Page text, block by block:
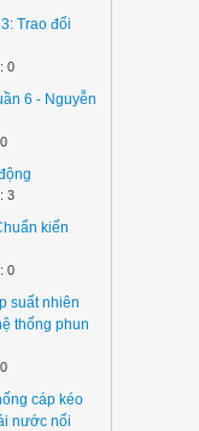
Trao đổi
0
6 - Nguyễn
3
kiến
0
suất nhiên
thống phun
cáp kéo
nước nổi